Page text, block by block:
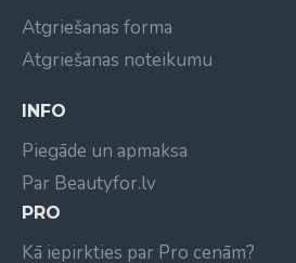
Atgriešanas forma
Atgriešanas noteikumu
INFO
Piegāde un apmaksa
Par Beautyfor.lv
PRO
Kā iepirkties par Pro cenām?